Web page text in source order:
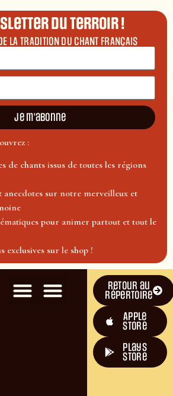
du terroir !
LA TRADITION DU CHANT FRANÇAIS
Je m'abonne
:
de chants issus de toutes les régions
anecdotes sur notre merveilleux et
pour animer partout et tout le
exclusives sur le shop !
Retour au
répertoire
Apple
Store
plays
store